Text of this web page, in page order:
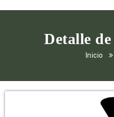
Detalle
Inicio